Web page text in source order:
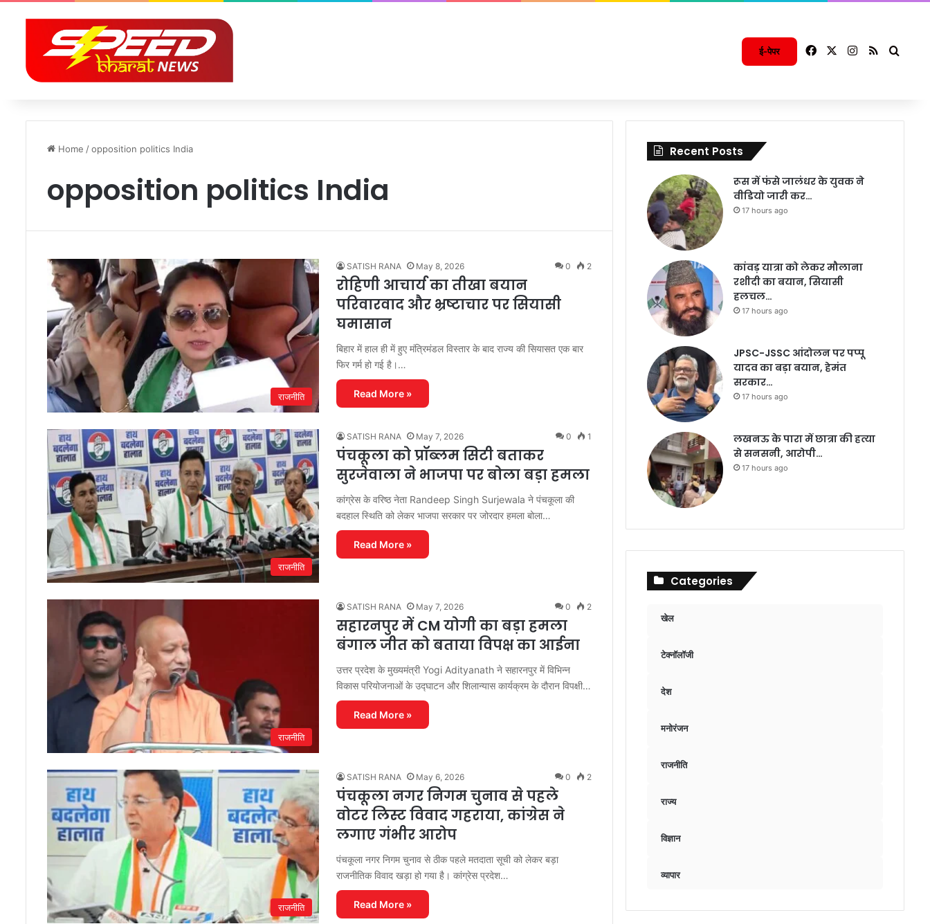
ई-पेपर FacebookInstagram
RSS
Home /opposition politics India
opposition politics India
राजनीति
SATISH RANA May 8, 2026 0 2
रोहिणी आचार्य का तीखा बयान
परिवारवाद और भ्रष्टाचार पर सियासी
घमासान
बिहार में हाल ही में हुए मंत्रिमंडल विस्तार के बाद राज्य की सियासत एक बार
फिर गर्म हो गई है।…
Read More »
राजनीति
SATISH RANA May 7, 2026 0 1
पंचकूला को प्रॉब्लम सिटी बताकर
सुरजेवाला ने भाजपा पर बोला बड़ा हमला
कांग्रेस के वरिष्ठ नेता Randeep Singh Surjewala ने पंचकूला की
बदहाल स्थिति को लेकर भाजपा सरकार पर जोरदार हमला बोला…
Read More »
राजनीति
SATISH RANA May 7, 2026 0 2
सहारनपुर में CM योगी का बड़ा हमला
बंगाल जीत को बताया विपक्ष का आईना
उत्तर प्रदेश के मुख्यमंत्री Yogi Adityanath ने सहारनपुर में विभिन्न
विकास परियोजनाओं के उद्घाटन और शिलान्यास कार्यक्रम के दौरान विपक्षी…
Read More »
राजनीति
SATISH RANA May 6, 2026 0 2
पंचकूला नगर निगम चुनाव से पहले
वोटर लिस्ट विवाद गहराया, कांग्रेस ने
लगाए गंभीर आरोप
पंचकूला नगर निगम चुनाव से ठीक पहले मतदाता सूची को लेकर बड़ा
राजनीतिक विवाद खड़ा हो गया है। कांग्रेस प्रदेश…
Read More »
Recent Posts
रूस में फंसे जालंधर के युवक ने
वीडियो जारी कर…
17 hours ago
कांवड़ यात्रा को लेकर मौलाना
रशीदी का बयान, सियासी
हलचल…
17 hours ago
JPSC-JSSC आंदोलन पर पप्पू
यादव का बड़ा बयान, हेमंत
सरकार…
17 hours ago
लखनऊ के पारा में छात्रा की हत्या
से सनसनी, आरोपी…
17 hours ago
Categories
खेल
टेक्नॉलॉजी
देश
मनोरंजन
राजनीति
राज्य
विज्ञान
व्यापार